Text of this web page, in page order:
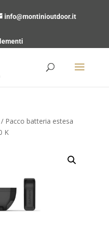
info@montinioutdoor.it
/ Pacco batteria estesa
K